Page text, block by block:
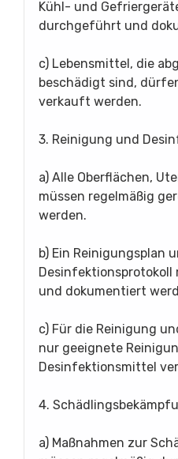
Kühl- und
durchgeführt und
c) Lebensmittel, die
beschädigt sind,
verkauft werden.
3. Reinigung und
a) Alle Oberflächen,
müssen regelmäßig
werden.
b) Ein Reinigungsplan
und dokumentiert
c) Für die Reinigung
nur geeignete
Desinfektionsmittel
4.
a) Maßnahmen zur